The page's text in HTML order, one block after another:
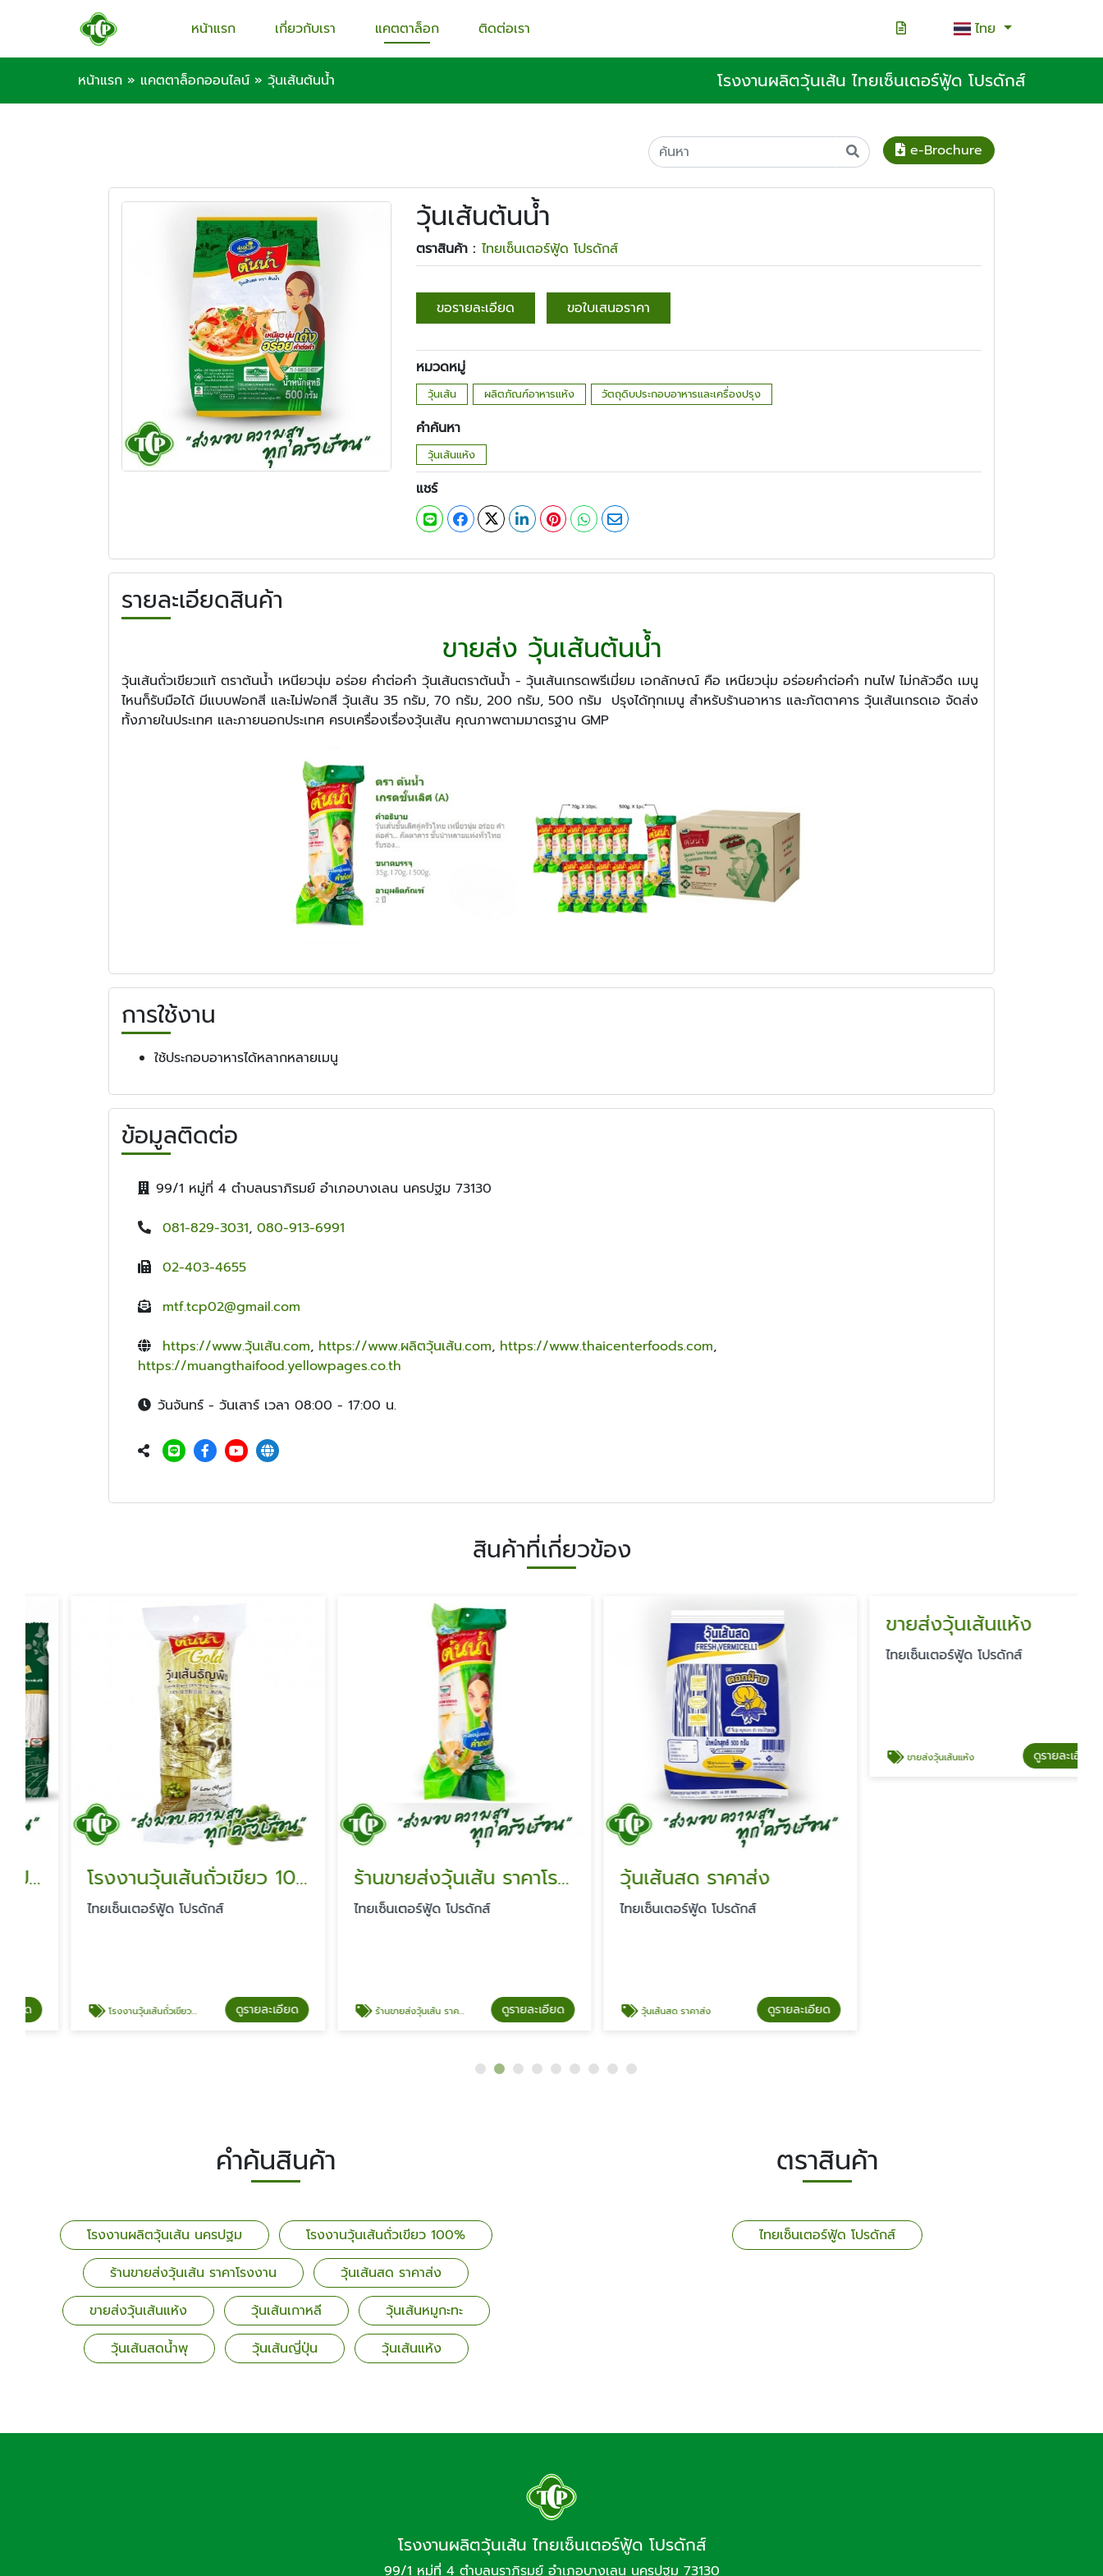
หน้าแรก เกี่ยวกับเรา แคตตาล็อก ติดต่อเรา ไทย
หน้าแรก » แคตตาล็อกออนไลน์ » วุ้นเส้นต้นน้ำ โรงงานผลิตวุ้นเส้น ไทยเซ็นเตอร์ฟู้ด โปรดักส์
e-Brochure
วุ้นเส้นต้นน้ำ
ตราสินค้า : ไทยเซ็นเตอร์ฟู้ด โปรดักส์
ขอรายละเอียด ขอใบเสนอราคา
หมวดหมู่
วุ้นเส้น ผลิตภัณฑ์อาหารแห้ง วัตถุดิบประกอบอาหารและเครื่องปรุง
คำค้นหา
วุ้นเส้นแห้ง
แชร์
รายละเอียดสินค้า
ขายส่ง วุ้นเส้นต้นน้ำ
วุ้นเส้นถั่วเขียวแท้ ตราต้นน้ำ เหนียวนุ่ม อร่อย คำต่อคำ วุ้นเส้นตราต้นน้ำ - วุ้นเส้นเกรดพรีเมี่ยม เอกลักษณ์ คือ เหนียวนุ่ม อร่อยคำต่อคำ ทนไฟ ไม่กลัวอืด เมนู
ไหนก็รับมือได้ มีแบบฟอกสี และไม่ฟอกสี วุ้นเส้น 35 กรัม, 70 กรัม, 200 กรัม, 500 กรัม ปรุงได้ทุกเมนู สำหรับร้านอาหาร และภัตตาคาร วุ้นเส้นเกรดเอ จัดส่ง
ทั้งภายในประเทศ และภายนอกประเทศ ครบเครื่องเรื่องวุ้นเส้น คุณภาพตามมาตรฐาน GMP
การใช้งาน
ใช้ประกอบอาหารได้หลากหลายเมนู
ข้อมูลติดต่อ
99/1 หมู่ที่ 4 ตำบลนราภิรมย์ อำเภอบางเลน นครปฐม 73130
081-829-3031, 080-913-6991
02-403-4655
mtf.tcp02@gmail.com
https://www.วุ้นเส้น.com, https://www.ผลิตวุ้นเส้น.com, https://www.thaicenterfoods.com,
https://muangthaifood.yellowpages.co.th
วันจันทร์ - วันเสาร์ เวลา 08:00 - 17:00 น.
สินค้าที่เกี่ยวข้อง
โรงงานวุ้นเส้นถั่วเขียว 100%
ไทยเซ็นเตอร์ฟู้ด โปรดักส์
โรงงานวุ้นเส้นถั่วเขียว 100% ดูรายละเอียด
ร้านขายส่งวุ้นเส้น ราคาโรงงาน
ไทยเซ็นเตอร์ฟู้ด โปรดักส์
ร้านขายส่งวุ้นเส้น ราคาโรงงาน ดูรายละเอียด
วุ้นเส้นสด ราคาส่ง
ไทยเซ็นเตอร์ฟู้ด โปรดักส์
วุ้นเส้นสด ราคาส่ง ดูรายละเอียด
ขายส่งวุ้นเส้นแห้ง
ไทยเซ็นเตอร์ฟู้ด โปรดักส์
ขายส่งวุ้นเส้นแห้ง ดูรายละเอียด
คำค้นสินค้า
โรงงานผลิตวุ้นเส้น นครปฐม
โรงงานวุ้นเส้นถั่วเขียว 100%
ร้านขายส่งวุ้นเส้น ราคาโรงงาน
วุ้นเส้นสด ราคาส่ง
ขายส่งวุ้นเส้นแห้ง
วุ้นเส้นเกาหลี
วุ้นเส้นหมูกะทะ
วุ้นเส้นสดน้ำพุ
วุ้นเส้นญี่ปุ่น วุ้นเส้นแห้ง
ตราสินค้า
ไทยเซ็นเตอร์ฟู้ด โปรดักส์
โรงงานผลิตวุ้นเส้น ไทยเซ็นเตอร์ฟู้ด โปรดักส์
99/1 หมู่ที่ 4 ตำบลนราภิรมย์ อำเภอบางเลน นครปฐม 73130